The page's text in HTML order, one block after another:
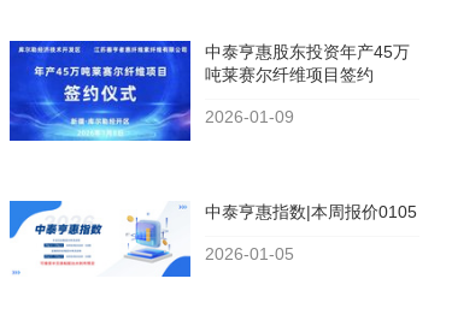
中泰亨惠股东投资年产45万
吨莱赛尔纤维项目签约
2026-01-09
中泰亨惠指数|本周报价0105
2026-01-05